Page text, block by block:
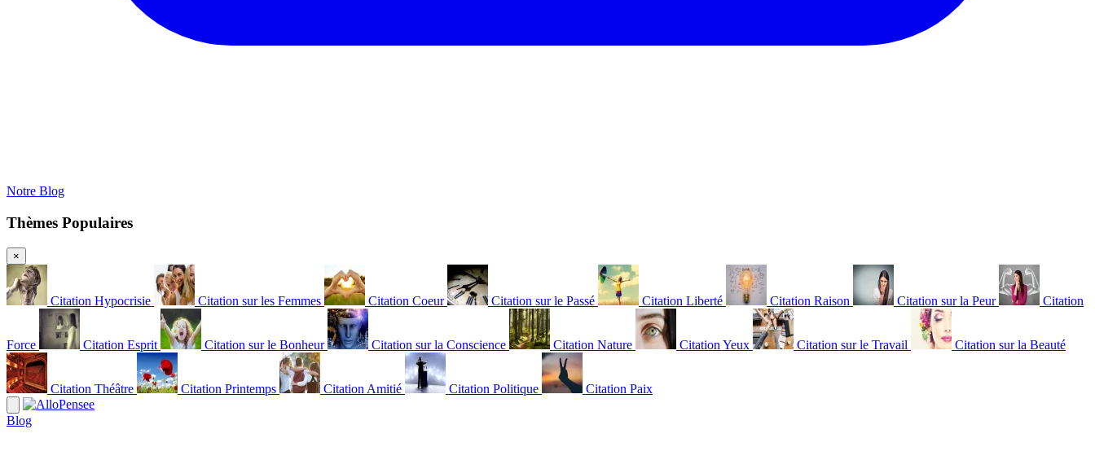
Notre Blog
Thèmes Populaires
×
Citation Hypocrisie Citation sur les Femmes Citation Coeur Citation sur le Passé Citation Liberté Citation Raison Citation sur la Peur Citation
Force Citation Esprit Citation sur le Bonheur Citation sur la Conscience Citation Nature Citation Yeux Citation sur le Travail Citation sur la Beauté
Citation Théâtre Citation Printemps Citation Amitié Citation Politique Citation Paix
Blog